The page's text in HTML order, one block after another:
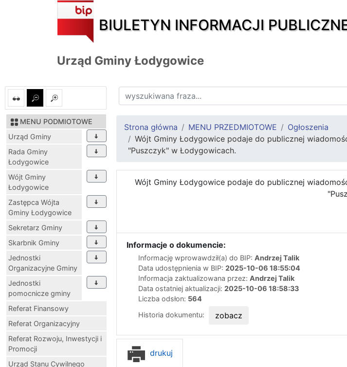
BIULETYN INFORMACJI
Urząd Gminy Łodygowice
MENU PODMIOTOWE
Urząd Gminy
Rada Gminy
Łodygowice
Wójt Gminy
Łodygowice
Zastępca Wójta
Gminy Łodygowice
Sekretarz Gminy
Skarbnik Gminy
Jednostki
Organizacyjne Gminy
Jednostki
pomocnicze gminy
Referat Finansowy
Referat Organizacyjny
Referat Rozwoju, Inwestycji i
Promocji
Urząd Stanu Cywilnego
Strona główna MENU PRZEDMIOTOWE
Ogłoszenia
Wójt Gminy Łodygowice podaje do publicznej
"Puszczyk" w Łodygowicach.
Wójt Gminy Łodygowice podaje do publicznej
Informacje o dokumencie:
Informację wprowawdził(a) do BIP: Andrzej Talik
Data udostępnienia w BIP: 2025-10-06 18:55:04
Informacja zaktualizowana przez: Andrzej Talik
Data ostatniej aktualizacji: 2025-10-06 18:58:33
Liczba odsłon: 564
Historia dokumentu:
zobacz
drukuj